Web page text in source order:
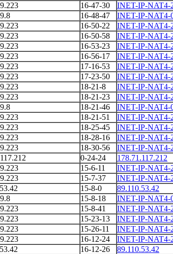
16-47-30
INET-IP-NAT4-
16-48-47
INET-IP-NAT4-
16-50-22
INET-IP-NAT4-
16-50-58
INET-IP-NAT4-
16-53-23
INET-IP-NAT4-
16-56-17
INET-IP-NAT4-
17-16-53
INET-IP-NAT4-
17-23-50
INET-IP-NAT4-
18-21-8
INET-IP-NAT4-
18-21-23
INET-IP-NAT4-
18-21-46
INET-IP-NAT4-
18-21-51
INET-IP-NAT4-
18-25-45
INET-IP-NAT4-
18-28-16
INET-IP-NAT4-
18-30-56
INET-IP-NAT4-
0-24-24
178.71.117.212
15-6-11
INET-IP-NAT4-
15-7-37
INET-IP-NAT4-
15-8-0
89.110.53.42
15-8-18
INET-IP-NAT4-
15-8-41
INET-IP-NAT4-
15-23-13
INET-IP-NAT4-
15-26-11
INET-IP-NAT4-
16-12-24
INET-IP-NAT4-
16-12-26
89.110.53.42